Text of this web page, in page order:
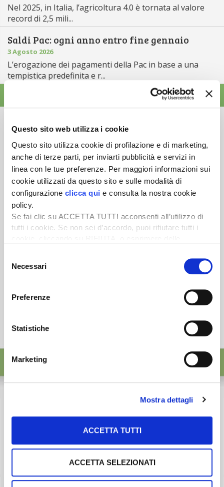
Questo sito web utilizza i cookie
Questo sito utilizza cookie di profilazione e di marketing,
anche di terze parti, per inviarti pubblicità e servizi in
linea con le tue preferenze. Per maggiori informazioni sui
cookie utilizzati da questo sito e sulle modalità di
configurazione clicca qui e consulta la nostra cookie
policy.
Se fai clic su ACCETTA TUTTI acconsenti all’utilizzo di
tutti i cookie. Se non sei d’accordo, puoi rifiutare tutti i
desideri accettare e cliccando ACCETTA SELEZIONATI.
delNecessari
Preferenze
Statistiche
Marketing
Mostra dettagli
ACCETTA TUTTI
ACCETTA SELEZIONATI
Nel 2025, in Italia, l’agricoltura 4.0 è tornata al valore
record di 2,5 mili...
Saldi Pac: ogni anno entro fine gennaio
3 Agosto 2026
L’erogazione dei pagamenti della Pac in base a una
tempistica predefinita e r...
Newsletter
Scopri un servizio d'informazione di alta qualità. Tagliato sulle tue
esigenze.